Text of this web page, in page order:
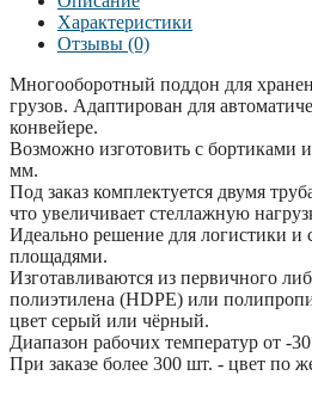
Характеристики
Отзывы (0)
Многооборотный поддон для
грузов. Адаптирован для
конвейере.
Возможно изготовить с бортиками
мм.
Под заказ комплектуется двумя
что увеличивает стеллажную
Идеально решение для логистики и
площадями.
Изготавливаются из первичного
полиэтилена (HDPE) или
цвет серый или чёрный.
Диапазон рабочих температур от -
При заказе более 300 шт. - цвет по